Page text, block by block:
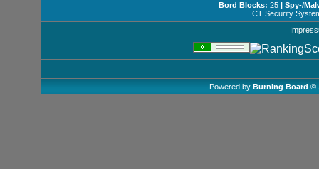
Bord Blocks: 25 | Spy-/
CT Security
Powered by Burning Board ©